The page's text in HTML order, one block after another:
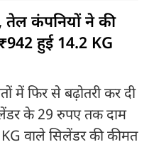
तेल कंपनियों ने की
हुई 14.2 KG
में फिर से बढ़ोतरी कर दी
के 29 रुपए तक दाम
वाले सिलेंडर की कीमत